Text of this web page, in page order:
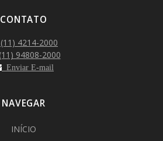
CONTATO
(11) 4214-2000
94808-2000
Enviar E-mail
NAVEGAR
INÍCIO